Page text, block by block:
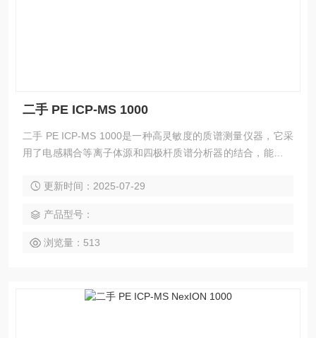
二手 PE ICP-MS 1000
二手 PE ICP-MS 1000是一种高灵敏度的质谱测量仪器，它采
用了电感耦合等离子体源和四极杆质谱分析器的结合，能够对
和准确度，能够检测到超低浓度的元素，并能够同时分析多个
更新时间：2025-07-29
产品型号：
浏览量：513